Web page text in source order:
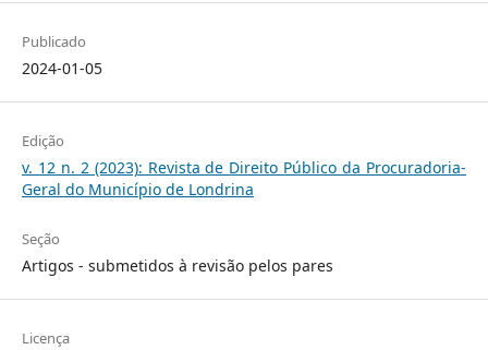
Publicado
2024-01-05
Edição
v. 12 n. 2 (2023): Revista de Direito Público da Procuradoria-
Geral do Município de Londrina
Seção
Artigos - submetidos à revisão pelos pares
Licença